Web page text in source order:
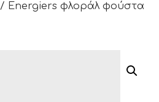
/ Energiers φλοράλ φούστα